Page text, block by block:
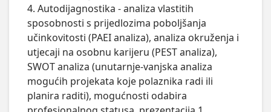
4. Autodijagnostika - analiza vlastitih
sposobnosti s prijedlozima poboljšanja
učinkovitosti (PAEI analiza), analiza okruženja i
utjecaji na osobnu karijeru (PEST analiza),
SWOT analiza (unutarnje-vanjska analiza
mogućih projekata koje polaznika radi ili
planira raditi), mogućnosti odabira